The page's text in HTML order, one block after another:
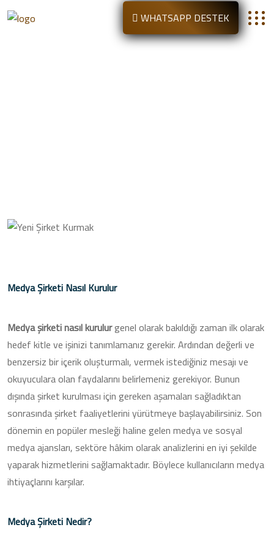
WHATSAPP DESTEK
Medya Şirketi Nasıl Kurulur
Medya şirketi nasıl kurulurgenel olarak bakıldığı zaman ilk olarak
hedef kitle ve işinizi tanımlamanız gerekir. Ardından değerli ve
benzersiz bir içerik oluşturmalı, vermek istediğiniz mesajı ve
okuyuculara olan faydalarını belirlemeniz gerekiyor. Bunun
dışında şirket kurulması için gereken aşamaları sağladıktan
sonrasında şirket faaliyetlerini yürütmeye başlayabilirsiniz. Son
dönemin en popüler mesleği haline gelen medya ve sosyal
medya ajansları, sektöre hâkim olarak analizlerini en iyi şekilde
yaparak hizmetlerini sağlamaktadır. Böylece kullanıcıların medya
ihtiyaçlarını karşılar.
Medya Şirketi Nedir?